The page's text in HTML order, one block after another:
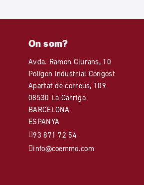
On som?
Avda. Ramon Ciurans, 10
Polígon Industrial Congost
Apartat de correus, 109
08530 La Garriga
BARCELONA
ESPANYA
93 871 72 54
info@coemmo.com